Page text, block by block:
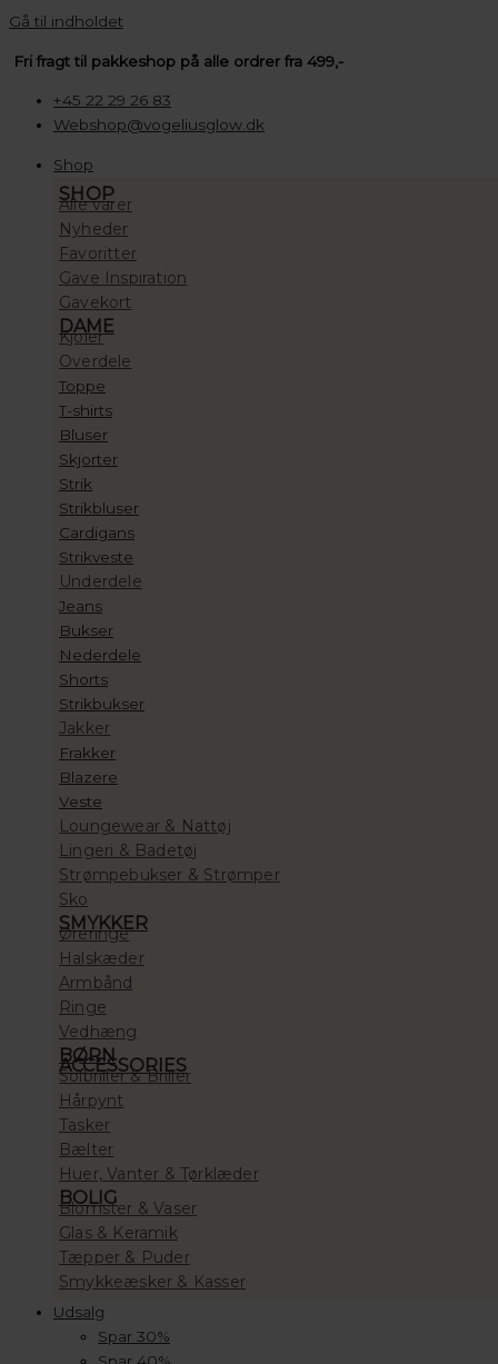
Gå til indholdet
Fri fragt til pakkeshop på alle ordrer fra 499,-
+45 22 29 26 83
Webshop@vogeliusglow.dk
Shop
SHOP
Alle varer
Nyheder
Favoritter
Gave Inspiration
Gavekort
DAME
Kjoler
Overdele
Toppe
T-shirts
Bluser
Skjorter
Strik
Strikbluser
Cardigans
Strikveste
Underdele
Jeans
Bukser
Nederdele
Shorts
Strikbukser
Jakker
Frakker
Blazere
Veste
Loungewear & Nattøj
Lingeri & Badetøj
Strømpebukser & Strømper
Sko
SMYKKER
Øreringe
Halskæder
Armbånd
Ringe
Vedhæng
BØRN
ACCESSORIES
Solbriller & Briller
Hårpynt
Tasker
Bælter
Huer, Vanter & Tørklæder
BOLIG
Blomster & Vaser
Glas & Keramik
Tæpper & Puder
Smykkeæsker & Kasser
Udsalg
Spar 30%